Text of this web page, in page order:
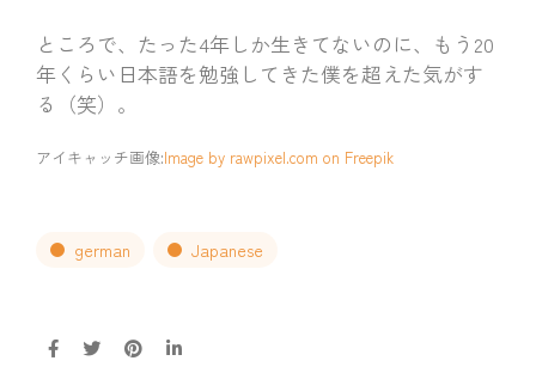
ところで、たった4年しか生きてないのに、もう20
年くらい日本語を勉強してきた僕を超えた気がす
る（笑）。
アイキャッチ画像:Image by rawpixel.com on Freepik
german Japanese